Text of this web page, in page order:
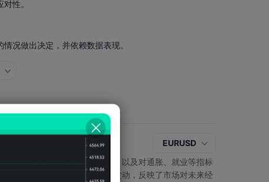
性。
况做出决定，并依赖数据表现。
EURUSD
信号，对国内经济状况的看法，以及对通胀、就业等指标
情绪。讲话通常会导致汇率波动，反映了市场对未来经